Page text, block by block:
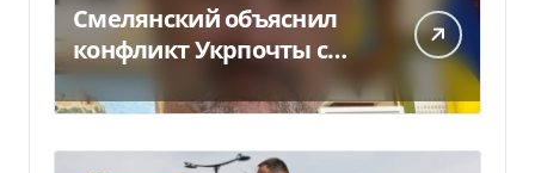
Смелянский объяснил
конфликт Укрпочты с
НБУ из-за платежек